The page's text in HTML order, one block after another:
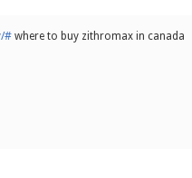
#where to buy zithromax in canada